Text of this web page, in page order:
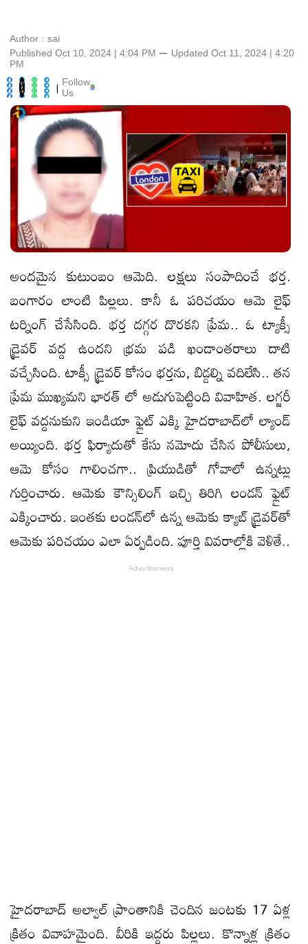
Author : sai
Published Oct 10, 2024 | 4:04 PM ⚊ Updated Oct 11, 2024 | 4:20
PM
| Follow
Us
అందమైన కుటుంబం ఆమెది. లక్షలు సంపాదించే భర్త.
బంగారం లాంటి పిల్లలు. కానీ ఓ పరిచయం ఆమె లైఫ్
టర్నింగ్ చేసేసింది. భర్త దగ్గర దొరకని ప్రేమ.. ఓ ట్యాక్సీ
డ్రైవర్ వద్ద ఉందని భ్రమ పడి ఖండాంతరాలు దాటి
వచ్చేసింది. టాక్సీ డ్రైవర్ కోసం భర్తను, బిడ్డల్ని వదిలేసి.. తన
ప్రేమ ముఖ్యమని భారత్ లో అడుగుపెట్టింది వివాహిత. లగ్జరీ
లైఫ్ వద్దనుకుని ఇండియా ఫ్లైట్ ఎక్కి హైదరాబాద్‌లో ల్యాండ్
అయ్యింది. భర్త ఫిర్యాదుతో కేసు నమోదు చేసిన పోలీసులు,
ఆమె కోసం గాలించగా.. ప్రియుడితో గోవాలో ఉన్నట్లు
గుర్తించారు. ఆమెకు కౌన్సిలింగ్ ఇచ్చి తిరిగి లండన్ ఫ్లైట్
ఎక్కించారు. ఇంతకు లండన్‌లో ఉన్న ఆమెకు క్యాబ్ డ్రైవర్‪తో
ఆమెకు పరిచయం ఎలా ఏర్పడింది. పూర్తి వివరాల్లోకి వెళితే..
హైదరాబాద్ అల్వాల్‌ ప్రాంతానికి చెందిన జంటకు 17 ఏళ్ల
క్రితం వివాహమైంది. వీరికి ఇద్దరు పిల్లలు. కొన్నాళ్ల క్రితం